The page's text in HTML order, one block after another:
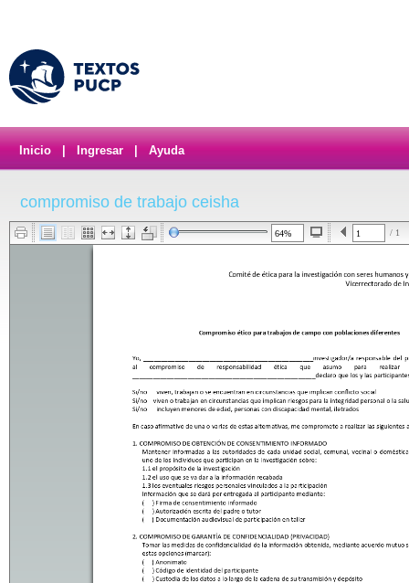
Inicio Ingresar Ayuda
compromiso de trabajo ceisha
/ 1